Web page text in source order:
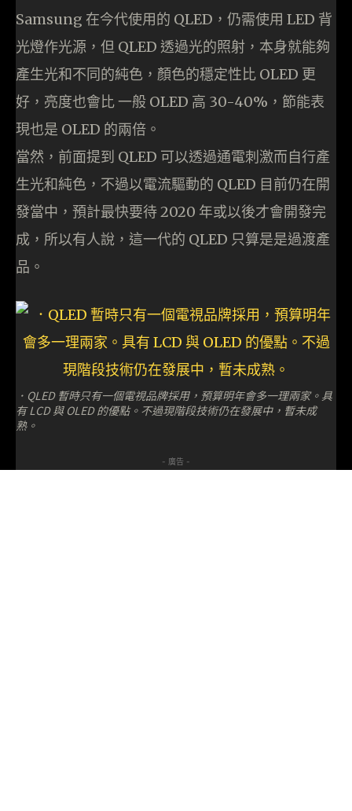
Samsung 在今代使用的 QLED，仍需使用 LED 背
光燈作光源，但 QLED 透過光的照射，本身就能夠
產生光和不同的純色，顏色的穩定性比 OLED 更
好，亮度也會比 一般 OLED 高 30-40%，節能表
現也是 OLED 的兩倍。
當然，前面提到 QLED 可以透過通電刺激而自行產
生光和純色，不過以電流驅動的 QLED 目前仍在開
發當中，預計最快要待 2020 年或以後才會開發完
成，所以有人說，這一代的 QLED 只算是是過渡產
品。
．QLED 暫時只有一個電視品牌採用，預算明年會多一理兩家。具
有 LCD 與 OLED 的優點。不過現階段技術仍在發展中，暫未成
熟。
- 廣告 -